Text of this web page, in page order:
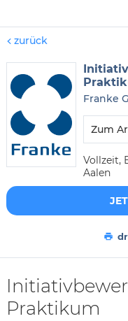
zurück
Franke
Zum
Vollzeit,
Aalen
Praktikum